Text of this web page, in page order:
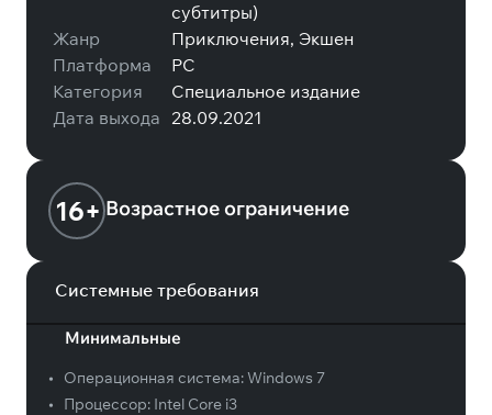
субтитры)
Жанр
Приключения, Экшен
Платформа
PC
Категория
Специальное издание
Дата выхода 28.09.2021
16+ Возрастное ограничение
Системные требования
Минимальные
• Операционная система:Windows 7
•
Процессор: Intel Core i3